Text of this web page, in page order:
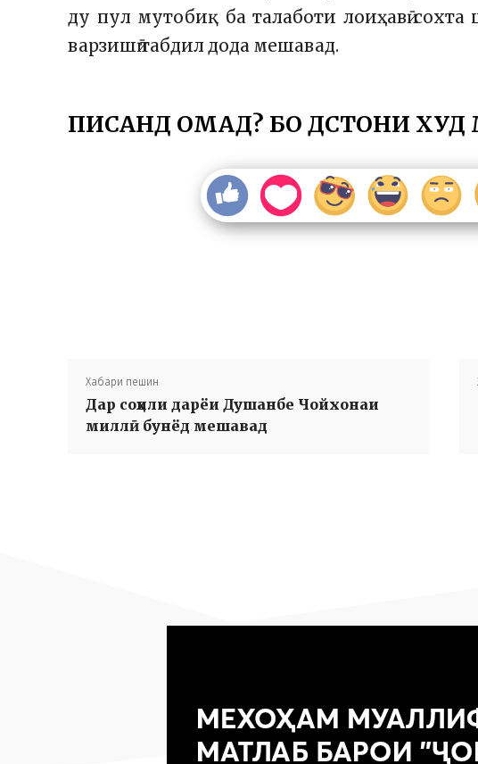
ду пул мутобиқ ба талаботи лоиҳавӣ
варзишӣ табдил дода мешавад.
ПИСАНД ОМАД? БО ДӮСТОНИ
Хабари пешин
Дар соҳили дарёи Душанбе Чойхонаи
миллӣ бунёд мешавад